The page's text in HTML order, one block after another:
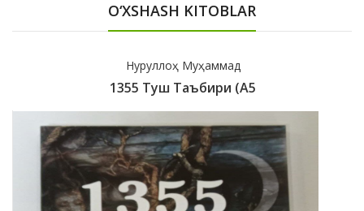
O‘XSHASH KITOBLAR
Нуруллоҳ Муҳаммад
1355 Туш Таъбири (А5